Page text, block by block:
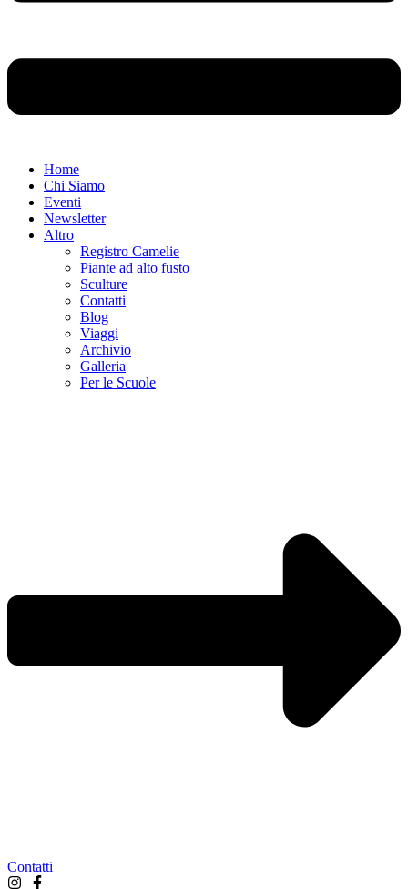
Home
Chi Siamo
Eventi
Newsletter
Altro
Registro Camelie
Piante ad alto fusto
Sculture
Contatti
Blog
Viaggi
Archivio
Galleria
Per le Scuole
Contatti